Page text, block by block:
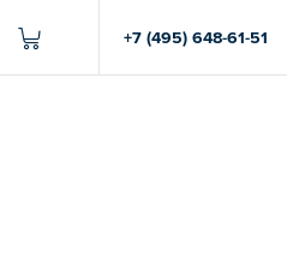
+7 (495) 648-61-51